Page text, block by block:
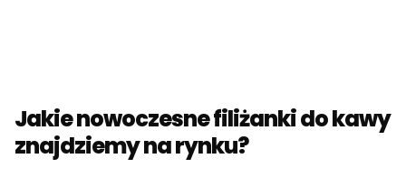
Jakie nowoczesne filiżanki do kawy
znajdziemy na rynku?